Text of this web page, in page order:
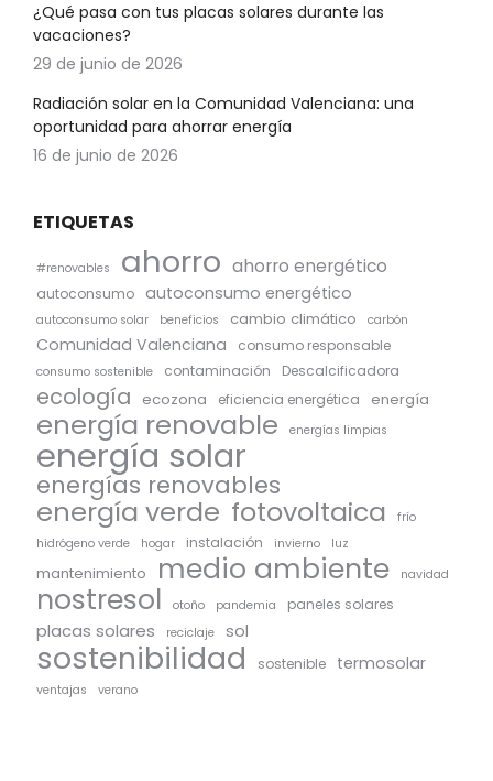
¿Qué pasa con tus placas solares durante las
vacaciones?
29 de junio de 2026
Radiación solar en la Comunidad Valenciana: una
oportunidad para ahorrar energía
16 de junio de 2026
ETIQUETAS
#renovables ahorro ahorro energético
autoconsumo autoconsumo energético
autoconsumo solar beneficios cambio climático carbón
Comunidad Valenciana consumo responsable
consumo sostenible contaminación Descalcificadora
ecología ecozona eficiencia energética energía
energía renovable energías limpias
energía solar
energías renovables
energía verde fotovoltaica
frío
hidrógeno verde
hogar instalación invierno luz
mantenimiento medio ambiente navidad
nostresol otoño pandemia paneles solares
placas solares reciclaje sol
sostenibilidad sostenible termosolar
ventajas verano